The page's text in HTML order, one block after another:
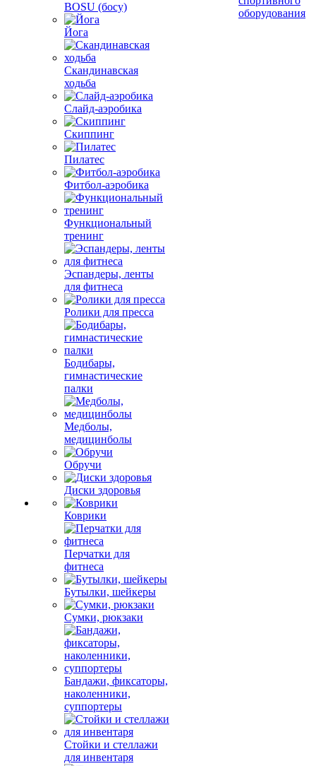
BOSU (босу)
Йога
Скандинавская
ходьба
Слайд-аэробика
Скиппинг
Пилатес
Фитбол-аэробика
Функциональный
тренинг
Эспандеры, ленты
для фитнеса
Ролики для пресса
Бодибары,
гимнастические
палки
Медболы,
медицинболы
Обручи
Диски здоровья
Коврики
Перчатки для
фитнеса
Бутылки, шейкеры
Сумки, рюкзаки
Бандажи, фиксаторы,
наколенники,
суппортеры
Стойки и стеллажи
для инвентаря
оборудования